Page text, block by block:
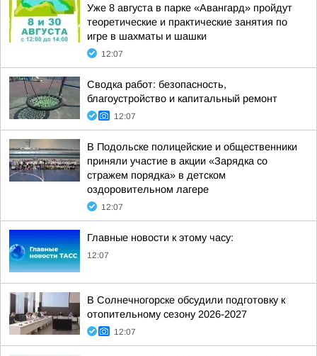
Уже 8 августа в парке «Авангард» пройдут
теоретические и практические занятия по
игре в шахматы и шашки
12:07
Сводка работ: безопасность,
благоустройство и капитальный ремонт
12:07
В Подольске полицейские и общественники
приняли участие в акции «Зарядка со
стражем порядка» в детском
оздоровительном лагере
12:07
Главные новости к этому часу:
12:07
В Солнечногорске обсудили подготовку к
отопительному сезону 2026-2027
12:07